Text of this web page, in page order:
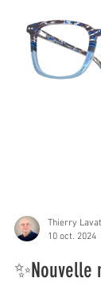
Thierry Lavat
10 oct. 2024
✨Nouvelle